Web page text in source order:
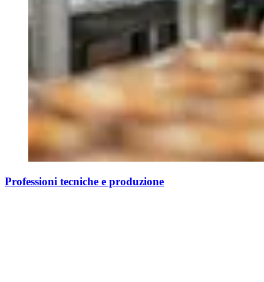
Professioni tecniche e produzione